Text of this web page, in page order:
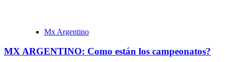
Mx Argentino
MX ARGENTINO: Como están los campeonatos?